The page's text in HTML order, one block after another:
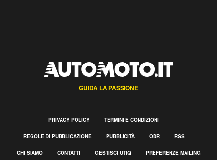
GUIDA LA PASSIONE
PRIVACY POLICY TERMINI E CONDIZIONI
REGOLE DI PUBBLICAZIONE PUBBLICITÀ ODR RSS
CHI SIAMO CONTATTI GESTISCI UTIQ PREFERENZE MAILING